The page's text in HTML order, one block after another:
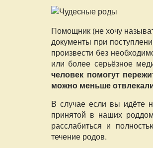
Помощник (не хочу
документы при
произвести без
или более серьёзное
человек помогут
можно меньше
В случае если вы идёте
принятой в наших
расслабиться и
течение родов.